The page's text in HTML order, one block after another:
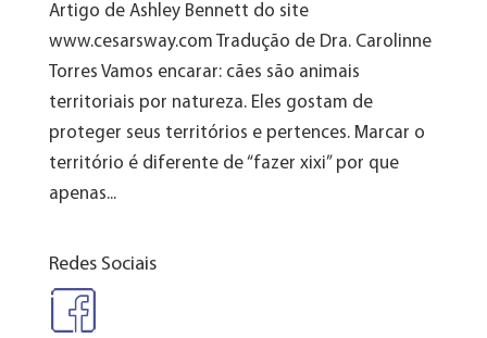
Artigo de Ashley Bennett do site
www.cesarsway.com Tradução de Dra. Carolinne
Torres Vamos encarar: cães são animais
territoriais por natureza. Eles gostam de
proteger seus territórios e pertences. Marcar o
território é diferente de “fazer xixi” por que
apenas...
Redes Sociais